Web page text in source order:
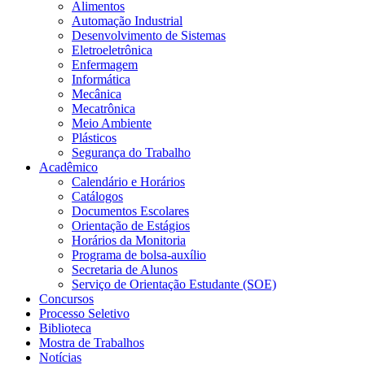
Alimentos
Automação Industrial
Desenvolvimento de Sistemas
Eletroeletrônica
Enfermagem
Informática
Mecânica
Mecatrônica
Meio Ambiente
Plásticos
Segurança do Trabalho
Acadêmico
Calendário e Horários
Catálogos
Documentos Escolares
Orientação de Estágios
Horários da Monitoria
Programa de bolsa-auxílio
Secretaria de Alunos
Serviço de Orientação Estudante (SOE)
Concursos
Processo Seletivo
Biblioteca
Mostra de Trabalhos
Notícias